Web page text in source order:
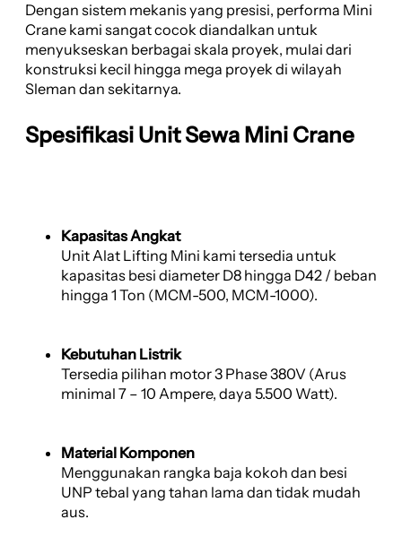
Dengan sistem mekanis yang presisi, performa Mini
Crane kami sangat cocok diandalkan untuk
menyukseskan berbagai skala proyek, mulai dari
konstruksi kecil hingga mega proyek di wilayah
Sleman dan sekitarnya.
Spesifikasi Unit Sewa Mini Crane
Kapasitas Angkat
Unit Alat Lifting Mini kami tersedia untuk
kapasitas besi diameter D8 hingga D42 / beban
hingga 1 Ton (MCM-500, MCM-1000).
Kebutuhan Listrik
Tersedia pilihan motor 3 Phase 380V (Arus
minimal 7 – 10 Ampere, daya 5.500 Watt).
Material Komponen
Menggunakan rangka baja kokoh dan besi
UNP tebal yang tahan lama dan tidak mudah
aus.